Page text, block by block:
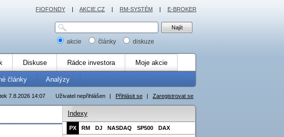
akcie články diskuze
Diskuse Rádce investora Moje akcie
články Analýzy
Uživatel nepřihlášen | Přihlásit se | Zaregistrovat se
7.8.2026 14:07
Indexy
PX RM DJ NASDAQ SP500 DAX
FIOFONDY | AKCIE.CZ | RM-SYSTÉM | E-BROKER